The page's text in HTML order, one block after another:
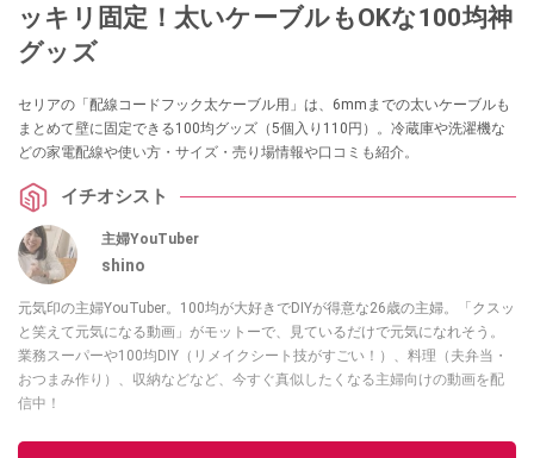
ッキリ固定！太いケーブルもOKな100均神
グッズ
セリアの「配線コードフック太ケーブル用」は、6mmまでの太いケーブルも
まとめて壁に固定できる100均グッズ（5個入り110円）。冷蔵庫や洗濯機な
どの家電配線や使い方・サイズ・売り場情報や口コミも紹介。
イチオシスト
主婦YouTuber
shino
元気印の主婦YouTuber。100均が大好きでDIYが得意な26歳の主婦。「クスッ
と笑えて元気になる動画」がモットーで、見ているだけで元気になれそう。
業務スーパーや100均DIY（リメイクシート技がすごい！）、料理（夫弁当・
おつまみ作り）、収納などなど、今すぐ真似したくなる主婦向けの動画を配
信中！
このイチオシストの他の記事を読む